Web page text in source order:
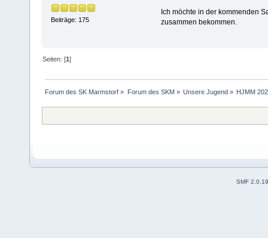
Beiträge: 175
Ich möchte in der kommenden
zusammen bekommen.
Seiten: [1]
Forum des SK Marmstorf » Forum des SKM» Unsere Jugend» HJMM
SMF 2.0.19